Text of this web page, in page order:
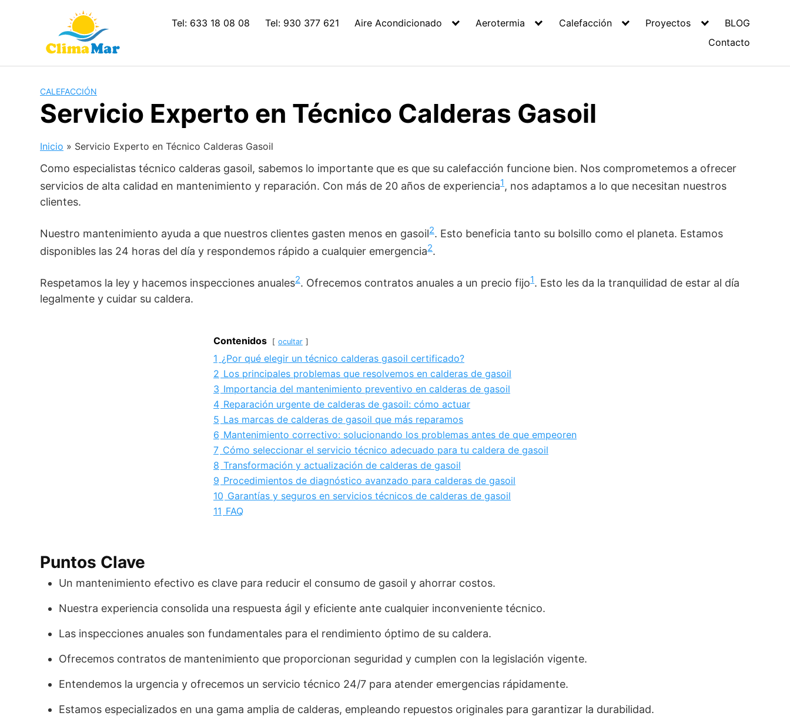
Tel: 633 18 08 08 Tel: 930 377 621 Aire Acondicionado Aerotermia Calefacción Proyectos
BLOG
Contacto
CALEFACCIÓN
Servicio Experto en Técnico Calderas Gasoil
Inicio » Servicio Experto en Técnico Calderas Gasoil
Como especialistas técnico calderas gasoil, sabemos lo importante que es que su calefacción funcione bien. Nos comprometemos a ofrecer
servicios de alta calidad en mantenimiento y reparación. Con más de 20 años de experiencia1 , nos adaptamos a lo que necesitan nuestros
clientes.
Nuestro mantenimiento ayuda a que nuestros clientes gasten menos en gasoil2. Esto beneficia tanto su bolsillo como el planeta. Estamos
disponibles las 24 horas del día y respondemos rápido a cualquier emergencia2.
Respetamos la ley y hacemos inspecciones anuales2. Ofrecemos contratos anuales a un precio fijo1. Esto les da la tranquilidad de estar al día
legalmente y cuidar su caldera.
Contenidos ocultar
1 ¿Por qué elegir un técnico calderas gasoil certificado?
2 Los principales problemas que resolvemos en calderas de gasoil
3 Importancia del mantenimiento preventivo en calderas de gasoil
4 Reparación urgente de calderas de gasoil: cómo actuar
5 Las marcas de calderas de gasoil que más reparamos
6 Mantenimiento correctivo: solucionando los problemas antes de que empeoren
7 Cómo seleccionar el servicio técnico adecuado para tu caldera de gasoil
8 Transformación y actualización de calderas de gasoil
9 Procedimientos de diagnóstico avanzado para calderas de gasoil
10 Garantías y seguros en servicios técnicos de calderas de gasoil
11 FAQ
Puntos Clave
Un mantenimiento efectivo es clave para reducir el consumo de gasoil y ahorrar costos.
Nuestra experiencia consolida una respuesta ágil y eficiente ante cualquier inconveniente técnico.
Las inspecciones anuales son fundamentales para el rendimiento óptimo de su caldera.
Ofrecemos contratos de mantenimiento que proporcionan seguridad y cumplen con la legislación vigente.
Entendemos la urgencia y ofrecemos un servicio técnico 24/7 para atender emergencias rápidamente.
Estamos especializados en una gama amplia de calderas, empleando repuestos originales para garantizar la durabilidad.